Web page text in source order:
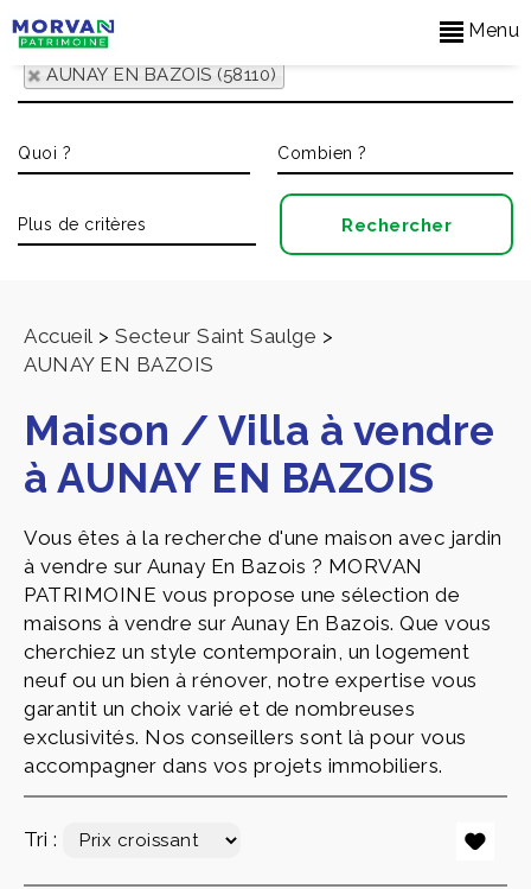
Menu
AUNAY EN BAZOIS (58110)
Accueil > Secteur Saint Saulge >
AUNAY EN BAZOIS
Maison / Villa à vendre
à AUNAY EN BAZOIS
Vous êtes à la recherche d'une maison avec jardin
à vendre sur Aunay En Bazois ? MORVAN
PATRIMOINE vous propose une sélection de
maisons à vendre sur Aunay En Bazois. Que vous
cherchiez un style contemporain, un logement
neuf ou un bien à rénover, notre expertise vous
garantit un choix varié et de nombreuses
exclusivités. Nos conseillers sont là pour vous
accompagner dans vos projets immobiliers.
Tri :